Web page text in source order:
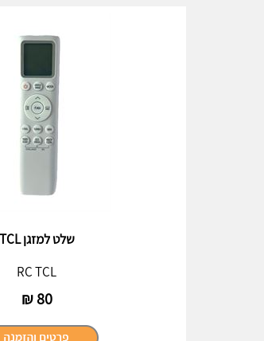
שלט למזגן TCL
RC TCL
80
₪